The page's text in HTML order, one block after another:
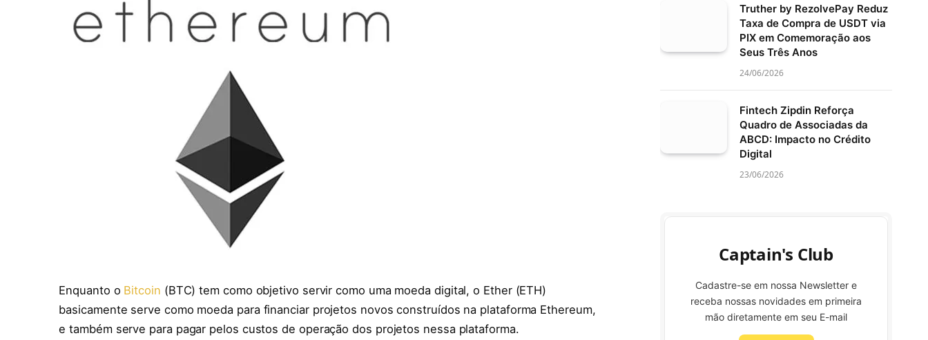
Enquanto o Bitcoin (BTC) tem como objetivo servir como uma moeda digital, o Ether (ETH)
basicamente serve como moeda para financiar projetos novos construídos na plataforma Ethereum,
e também serve para pagar pelos custos de operação dos projetos nessa plataforma.
Truther by RezolvePay Reduz
Taxa de Compra de USDT via
PIX em Comemoração aos
Seus Três Anos
24/06/2026
Fintech Zipdin Reforça
Quadro de Associadas da
ABCD: Impacto no Crédito
Digital
23/06/2026
Captain's Club
Cadastre-se em nossa Newsletter e
receba nossas novidades em primeira
mão diretamente em seu E-mail